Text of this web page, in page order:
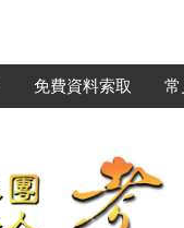
免費資料索取 常